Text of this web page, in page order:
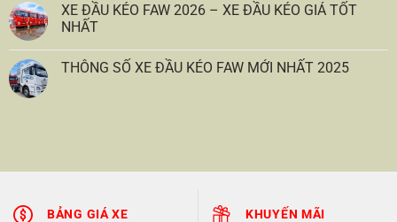
XE ĐẦU KÉO FAW 2026 – XE ĐẦU KÉO GIÁ TỐT
NHẤT
THÔNG SỐ XE ĐẦU KÉO FAW MỚI NHẤT 2025
BẢNG GIÁ XE KHUYẾN MÃI